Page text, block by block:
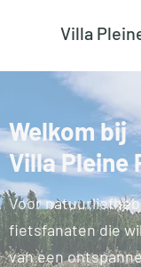
Villa
Welkom bij
Villa Pleine
Voor
fietsfanaten die
van een